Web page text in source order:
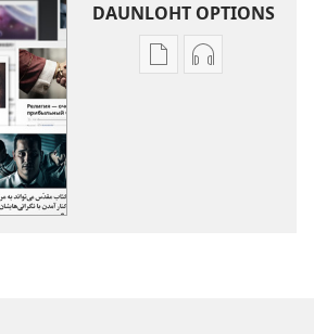
DAUNLOHT OPTIONS
Publication
Audio